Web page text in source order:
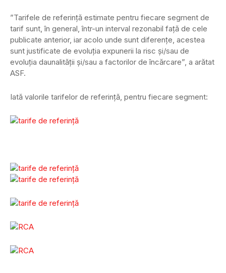
”Tarifele de referință estimate pentru fiecare segment de
tarif sunt, în general, într-un interval rezonabil față de cele
publicate anterior, iar acolo unde sunt diferențe, acestea
sunt justificate de evoluția expunerii la risc și/sau de
evoluția daunalității și/sau a factorilor de încărcare”, a arătat
ASF.
Iată valorile tarifelor de referință, pentru fiecare segment: